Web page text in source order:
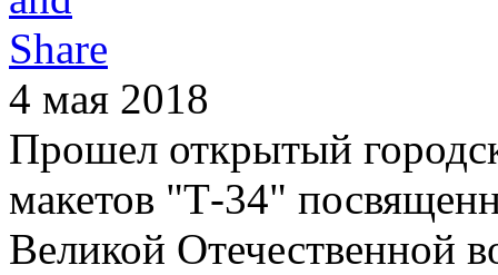
4 мая 2018
Прошел открытый
макетов "Т-34"
Великой Отечественной